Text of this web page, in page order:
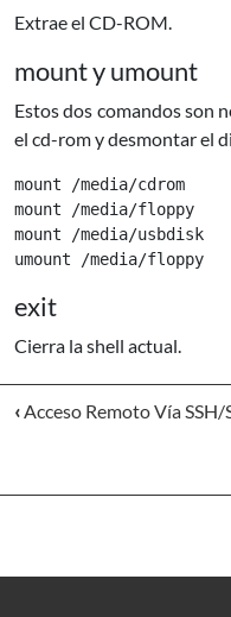
Extrae el CD-ROM.
mount y umount
Estos dos comandos son
el cd-rom y desmontar el
mount /media/cdrom
mount /media/floppy
mount /media/usbdisk
exit
Cierra la shell actual.
‹Acceso Remoto Vía SSH/